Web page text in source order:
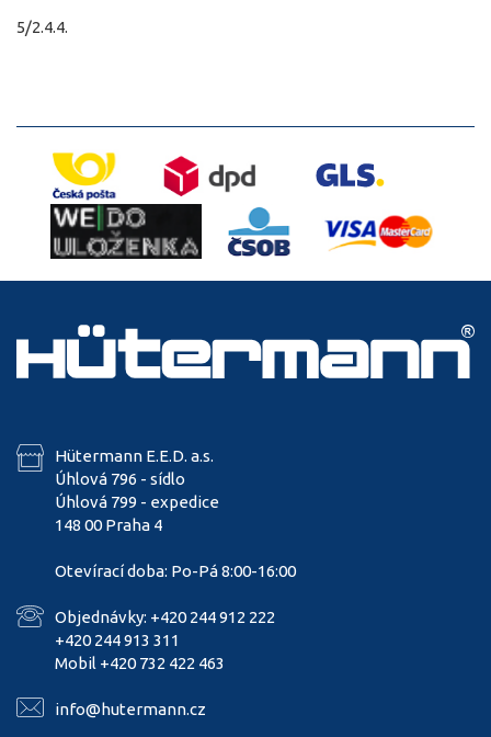
5/2.4.4.
Hütermann E.E.D. a.s.
Úhlová 796 - sídlo
Úhlová 799 - expedice
148 00 Praha 4
Otevírací doba: Po-Pá 8:00-16:00
Objednávky: +420 244 912 222
+420 244 913 311
Mobil +420 732 422 463
info@hutermann.cz